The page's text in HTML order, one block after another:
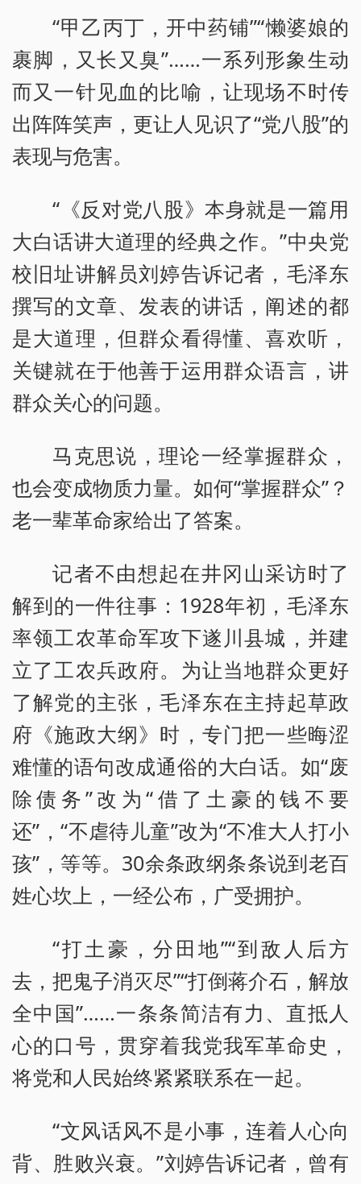
“甲乙丙丁，开中药铺”“懒婆娘的
裹脚，又长又臭”……一系列形象生动
而又一针见血的比喻，让现场不时传
出阵阵笑声，更让人见识了“党八股”的
表现与危害。
“《反对党八股》本身就是一篇用
大白话讲大道理的经典之作。”中央党
校旧址讲解员刘婷告诉记者，毛泽东
撰写的文章、发表的讲话，阐述的都
是大道理，但群众看得懂、喜欢听，
关键就在于他善于运用群众语言，讲
群众关心的问题。
马克思说，理论一经掌握群众，
也会变成物质力量。如何“掌握群众”？
老一辈革命家给出了答案。
记者不由想起在井冈山采访时了
解到的一件往事：1928年初，毛泽东
率领工农革命军攻下遂川县城，并建
立了工农兵政府。为让当地群众更好
了解党的主张，毛泽东在主持起草政
府《施政大纲》时，专门把一些晦涩
难懂的语句改成通俗的大白话。如“废
除债务”改为“借了土豪的钱不要
还”，“不虐待儿童”改为“不准大人打小
孩”，等等。30余条政纲条条说到老百
姓心坎上，一经公布，广受拥护。
“打土豪，分田地”“到敌人后方
去，把鬼子消灭尽”“打倒蒋介石，解放
全中国”……一条条简洁有力、直抵人
心的口号，贯穿着我党我军革命史，
将党和人民始终紧紧联系在一起。
“文风话风不是小事，连着人心向
背、胜败兴衰。”刘婷告诉记者，曾有